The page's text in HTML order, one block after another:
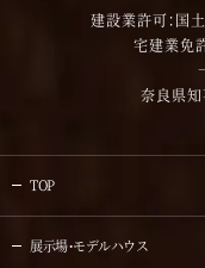
建設業許可：国
宅建業免
奈良県
TOP
展示場・モデルハウス